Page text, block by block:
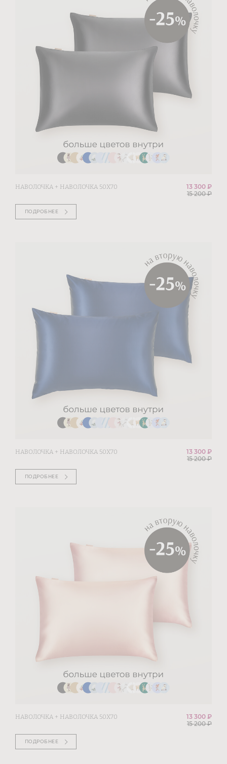
НАВОЛОЧКА + НАВОЛОЧКА 50Х70
13 300 ₽
15 200₽
ПОДРОБНЕЕ
НАВОЛОЧКА + НАВОЛОЧКА 50Х70
13 300 ₽
15 200₽
ПОДРОБНЕЕ
НАВОЛОЧКА + НАВОЛОЧКА 50Х70
13 300 ₽
15 200₽
ПОДРОБНЕЕ